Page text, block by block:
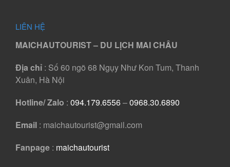
LIÊN HỆ
MAICHAUTOURIST – DU LỊCH MAI CHÂU
Địa chỉ : Số 60 ngõ 68 Ngụy Như Kon Tum, Thanh
Xuân, Hà Nội
Hotline/ Zalo : 094.179.6556–0968.30.6890
Email : maichautourist@gmail.com
Fanpage : maichautourist